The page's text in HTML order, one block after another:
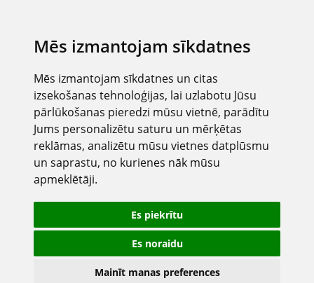
Mēs izmantojam sīkdatnes
Mēs izmantojam sīkdatnes un citas
izsekošanas tehnoloģijas, lai uzlabotu Jūsu
pārlūkošanas pieredzi mūsu vietnē, parādītu
Jums personalizētu saturu un mērķētas
reklāmas, analizētu mūsu vietnes datplūsmu
un saprastu, no kurienes nāk mūsu
apmeklētāji.
Es piekrītu
Es noraidu
Mainīt manas preferences